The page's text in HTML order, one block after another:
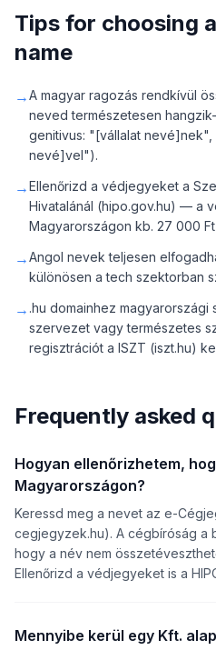
Tips for choosing
name
→A magyar ragozás rendkívül
neved természetesen
genitivus: "[vállalat nevé]nek",
nevé]vel").
→Ellenőrizd a védjegyeket a
Hivatalánál (hipo.gov.hu) — a
Magyarországon kb. 27 000
→Angol nevek teljesen
különösen a tech szektorban
→ .hu domainhez
szervezet vagy természetes
regisztrációt a ISZT (iszt.hu)
Frequently asked
Hogyan ellenőrizhetem,
Magyarországon?
Keressd meg a nevet az e-
cegjegyzek.hu). A cégbíróság a
hogy a név nem
Ellenőrizd a védjegyeket is a
Mennyibe kerül egy Kft.